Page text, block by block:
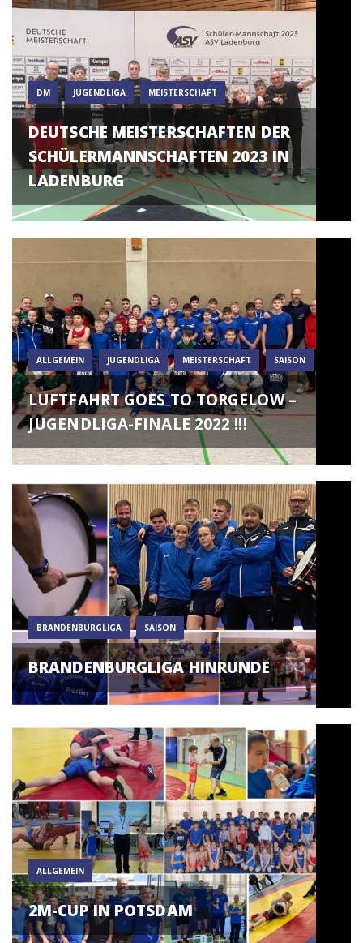
DM JUGENDLIGA MEISTERSCHAFT
DEUTSCHE MEISTERSCHAFTEN DER
SCHÜLERMANNSCHAFTEN 2023 IN
LADENBURG
ALLGEMEIN JUGENDLIGA MEISTERSCHAFT SAISON
LUFTFAHRT GOES TO TORGELOW –
JUGENDLIGA-FINALE 2022 !!!
BRANDENBURGLIGA SAISON
BRANDENBURGLIGA HINRUNDE
ALLGEMEIN
2M-CUP IN POTSDAM